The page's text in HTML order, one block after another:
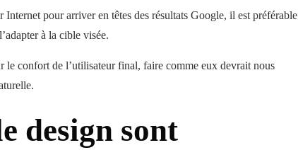
pour arriver en têtes des résultats Google, il est préférable
à la cible visée.
le confort de l’utilisateur final, faire comme eux devrait nous
design sont